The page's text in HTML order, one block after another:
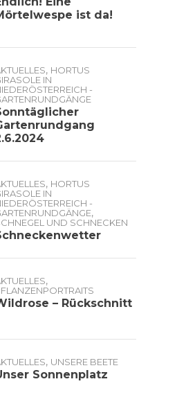
ist da!
, HORTUS
IN
-
, HORTUS
IN
-
,
UND SCHNECKEN
,
– Rückschnitt
, UNSERE BEETE
Sonnenplatz